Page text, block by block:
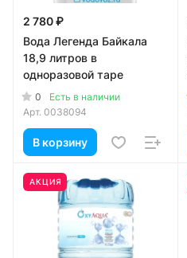
2 780 ₽
Вода Легенда Байкала
18,9 литров в
одноразовой таре
0
Есть в наличии
Арт. 0038094
В корзину
АКЦИЯ